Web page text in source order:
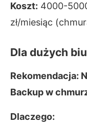
Koszt: 4000-
zł/miesiąc
Dla dużych
Rekomendacja:
Backup w
Dlaczego: